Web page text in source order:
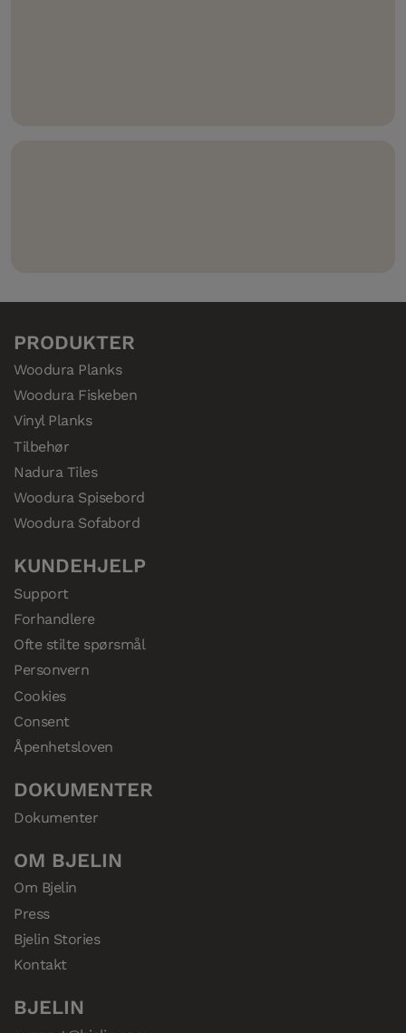
PRODUKTER
Woodura Planks
Woodura Fiskeben
Vinyl Planks
Tilbehør
Nadura Tiles
Woodura Spisebord
Woodura Sofabord
KUNDEHJELP
Support
Forhandlere
Ofte stilte spørsmål
Personvern
Cookies
Consent
Åpenhetsloven
DOKUMENTER
Dokumenter
OM BJELIN
Om Bjelin
Press
Bjelin Stories
Kontakt
BJELIN